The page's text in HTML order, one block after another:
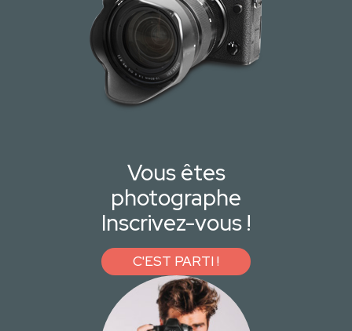
Vous êtes
photographe
Inscrivez-vous !
C'EST PARTI !